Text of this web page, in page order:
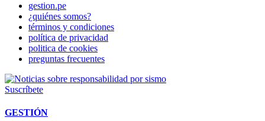
gestion.pe
¿quiénes somos?
términos y condiciones
política de privacidad
politica de cookies
preguntas frecuentes
Suscríbete
GESTIÓN